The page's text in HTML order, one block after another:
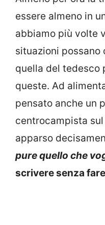
essere almeno in
abbiamo più volte
situazioni possano
quella del tedesco
queste. Ad
pensato anche un
centrocampista
apparso
pure quello che
scrivere senza